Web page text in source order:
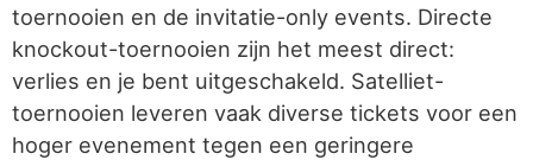
toernooien en de invitatie-only events. Directe
knockout-toernooien zijn het meest direct:
verlies en je bent uitgeschakeld. Satelliet-
toernooien leveren vaak diverse tickets voor een
hoger evenement tegen een geringere